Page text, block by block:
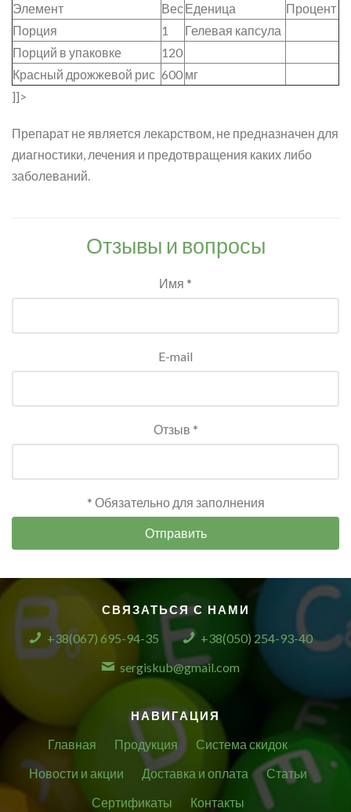
Элемент ВесЕденица
Процент
Порция
1
Гелевая капсула
Порций в упаковке
120
Красный дрожжевой рис 600 мг
]]>
Препарат не является лекарством, не предназначен для
диагностики, лечения и предотвращения каких либо
заболеваний.
Отзывы и вопросы
Имя *
E-mail
Отзыв *
* Обязательно для заполнения
Отправить
СВЯЗАТЬСЯ С НАМИ
+38(067) 695-94-35
+38(050) 254-93-40
sergiskub@gmail.com
НАВИГАЦИЯ
Главная Продукция
Система скидок
Новости и акции
Доставка и оплата
Статьи
Сертификаты
Контакты